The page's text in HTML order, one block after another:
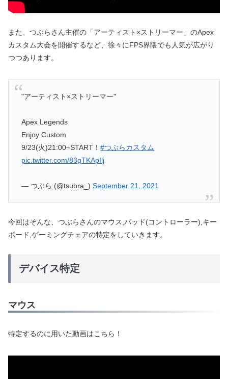
また、つぶらさん主催の「アーティスト×ストリーマー」のApex
カスタム大会を開催するなど、徐々にFPS界隈でも人気が広がり
つつあります。
"アーティスト×ストリーマー"
Apex Legends
Enjoy Custom
9/23(火)21:00~START！#つぶらカスタム
pic.twitter.com/83gTKApIlj
— つぶら (@tsubra_)September 21, 2021
今回はそんな、つぶらさんのマウス,パッド(コントローラー),キー
ボード,ゲーミングチェアの特定をしていきます。
デバイス特定
マウス
特定するのに用いた動画はこちら！